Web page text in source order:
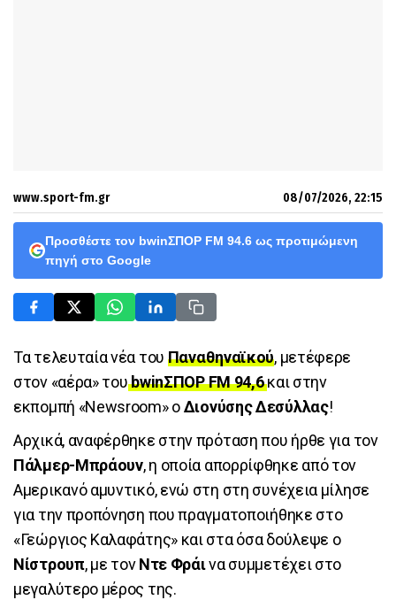
www.sport-fm.gr 08/07/2026, 22:15
Προσθέστε τον bwinΣΠΟΡ FM 94.6 ως προτιμώμενη
πηγή στο Google
Τα τελευταία νέα του Παναθηναϊκού, μετέφερε
στον «αέρα» τουbwinΣΠΟΡ FM 94,6και στην
εκπομπή «Newsroom» οΔιονύσης Δεσύλλας!
Αρχικά, αναφέρθηκε στην πρόταση που ήρθε για τον
Πάλμερ-Μπράουν, η οποία απορρίφθηκε από τον
Αμερικανό αμυντικό, ενώ στη στη συνέχεια μίλησε
για την προπόνηση που πραγματοποιήθηκε στο
«Γεώργιος Καλαφάτης» και στα όσα δούλεψε ο
Νίστρουπ, με τονΝτε Φράινα συμμετέχει στο
μεγαλύτερο μέρος της.